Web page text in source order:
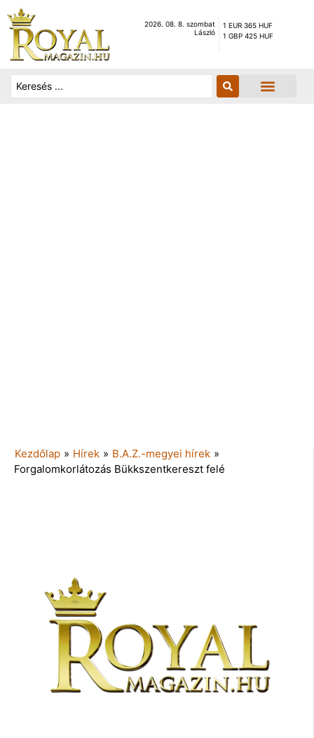
2026. 08. 8. szombat
László
1 EUR 365 HUF
1 GBP 425 HUF
Kezdőlap » Hírek » B.A.Z.-megyei hírek »
Forgalomkorlátozás Bükkszentkereszt felé